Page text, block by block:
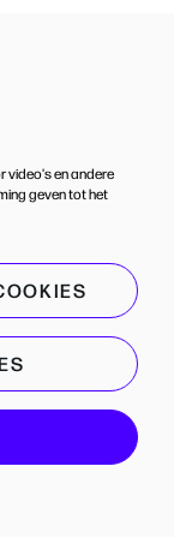
video's en andere
geven tot het